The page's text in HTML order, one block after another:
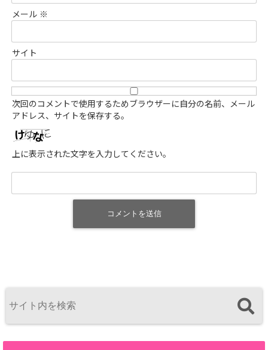
メール ※
サイト
次回のコメントで使用するためブラウザーに自分の名前、メール
アドレス、サイトを保存する。
上に表示された文字を入力してください。